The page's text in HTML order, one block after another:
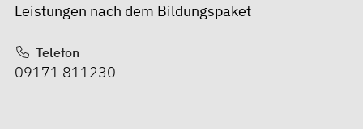
Leistungen nach dem Bildungspaket
Telefon
09171 811230